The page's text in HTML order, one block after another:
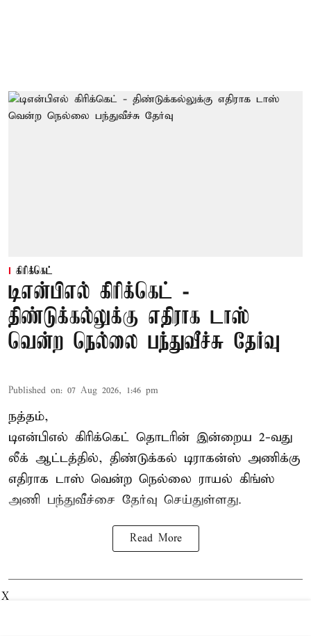
கிரிக்கெட்
டிஎன்பிஎல் கிரிக்கெட் -
திண்டுக்கல்லுக்கு எதிராக டாஸ்
வென்ற நெல்லை பந்துவீச்சு தேர்வு
Published on: 07 Aug 2026, 1:46 pm
நத்தம்,
டிஎன்பிஎல் கிரிக்கெட் தொடரின் இன்றைய 2-வது
லீக் ஆட்டத்தில், திண்டுக்கல் டிராகன்ஸ் அணிக்கு
எதிராக டாஸ் வென்ற நெல்லை ராயல் கிங்ஸ்
அணி பந்துவீச்சை தேர்வு செய்துள்ளது.
Read More
X